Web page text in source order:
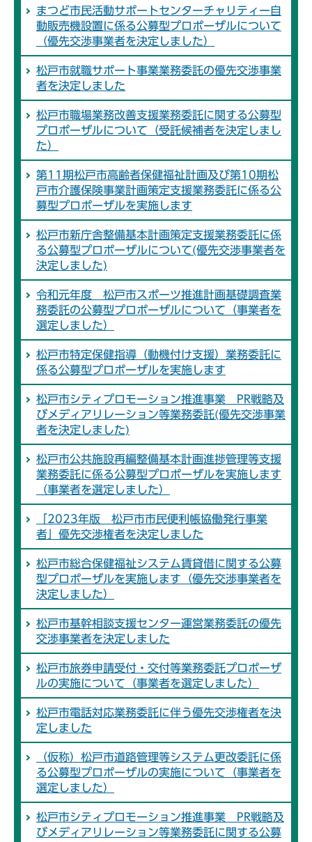
まつど市民活動サポートセンターチャリティー自
動販売機設置に係る公募型プロポーザルについて
（優先交渉事業者を決定しました）
松戸市就職サポート事業業務委託の優先交渉事業
者を決定しました
松戸市職場業務改善支援業務委託に関する公募型
プロポーザルについて（受託候補者を決定しまし
た）
第11期松戸市高齢者保健福祉計画及び第10期松
戸市介護保険事業計画策定支援業務委託に係る公
募型プロポーザルを実施します
松戸市新庁舎整備基本計画策定支援業務委託に係
る公募型プロポーザルについて(優先交渉事業者を
決定しました)
令和元年度 松戸市スポーツ推進計画基礎調査業
務委託の公募型プロポーザルについて（事業者を
選定しました）
松戸市特定保健指導（動機付け支援）業務委託に
係る公募型プロポーザルを実施します
松戸市シティプロモーション推進事業 PR戦略及
びメディアリレーション等業務委託(優先交渉事業
者を決定しました)
松戸市公共施設再編整備基本計画進捗管理等支援
業務委託に係る公募型プロポーザルを実施します
（事業者を選定しました）
「2023年版 松戸市市民便利帳協働発行事業
者」優先交渉権者を決定しました
松戸市総合保健福祉システム賃貸借に関する公募
型プロポーザルを実施します（優先交渉事業者を
決定しました）
松戸市基幹相談支援センター運営業務委託の優先
交渉事業者を決定しました
松戸市旅券申請受付・交付等業務委託プロポーザ
ルの実施について（事業者を選定しました）
松戸市電話対応業務委託に伴う優先交渉権者を決
定しました
（仮称）松戸市道路管理等システム更改委託に係
る公募型プロポーザルの実施について（事業者を
選定しました）
松戸市シティプロモーション推進事業 PR戦略及
びメディアリレーション等業務委託に関する公募